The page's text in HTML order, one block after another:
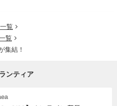
覧
覧
集結！
ンティア